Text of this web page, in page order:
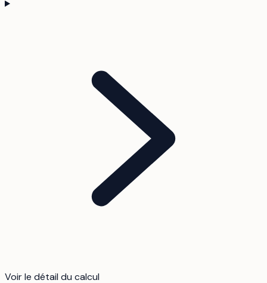
Voir le détail du calcul